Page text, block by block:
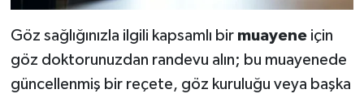
Göz sağlığınızla ilgili kapsamlı bir muayeneiçin
göz doktorunuzdan randevu alın; bu muayenede
güncellenmiş bir reçete, göz kuruluğu veya başka